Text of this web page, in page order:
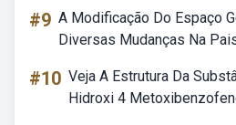
#9 A Modificação Do Espaço
Diversas Mudanças Na
#10 Veja A Estrutura Da
Hidroxi 4